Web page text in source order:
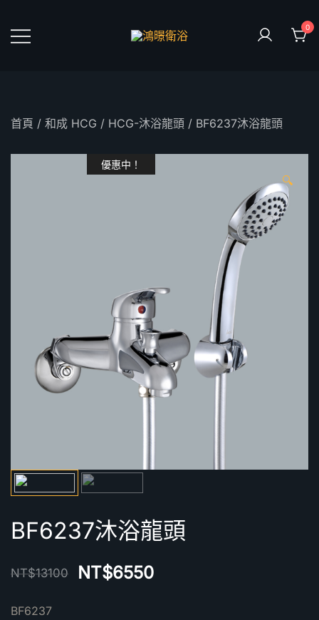
content
0
首頁 / 和成 HCG / HCG-沐浴龍頭 / BF6237沐浴龍頭
優惠中！
🔍
BF6237沐浴龍頭
NT$13100 NT$6550
BF6237